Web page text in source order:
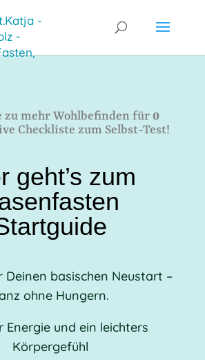
zu mehr Wohlbefinden für 0
Checkliste zum Selbst-Test!
geht’s zum
Deinen basischen Neustart –
ohne Hungern.
Energie und ein leichters
Körpergefühl